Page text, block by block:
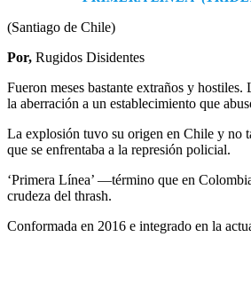
(Santiago de Chile)
Por, Rugidos Disidentes
Fueron meses bastante extraños y
la aberración a un establecimiento que
La explosión tuvo su origen en Chile y no
que se enfrentaba a la represión policial.
‘Primera Línea’ ―término que en
crudeza del thrash.
Conformada en 2016 e integrado en la